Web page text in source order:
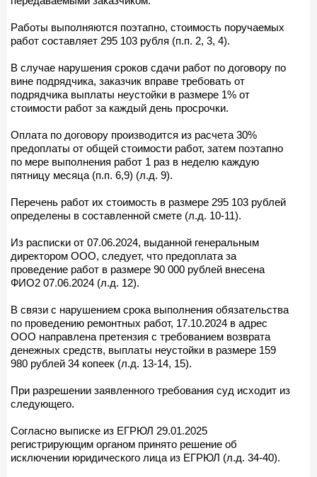
Работы выполняются поэтапно, стоимость поручаемых
работ составляет 295 103 рубля (п.п. 2, 3, 4).
В случае нарушения сроков сдачи работ по договору по
вине подрядчика, заказчик вправе требовать от
подрядчика выплаты неустойки в размере 1% от
стоимости работ за каждый день просрочки.
Оплата по договору производится из расчета 30%
предоплаты от общей стоимости работ, затем поэтапно
по мере выполнения работ 1 раз в неделю каждую
пятницу месяца (п.п. 6,9) (л.д. 9).
Перечень работ их стоимость в размере 295 103 рублей
определены в составленной смете (л.д. 10-11).
Из расписки от 07.06.2024, выданной генеральным
директором ООО, следует, что предоплата за
проведение работ в размере 90 000 рублей внесена
ФИО2 07.06.2024 (л.д. 12).
В связи с нарушением срока выполнения обязательства
по проведению ремонтных работ, 17.10.2024 в адрес
ООО направлена претензия с требованием возврата
денежных средств, выплаты неустойки в размере 159
980 рублей 34 копеек (л.д. 13-14, 15).
При разрешении заявленного требования суд исходит из
следующего.
Согласно выписке из ЕГРЮЛ 29.01.2025
регистрирующим органом принято решение об
исключении юридического лица из ЕГРЮЛ (л.д. 34-40).